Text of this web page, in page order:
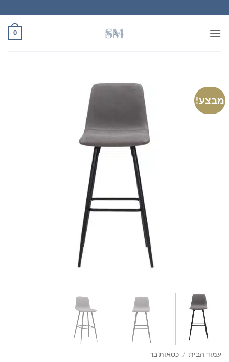
to
content
0
מבצע!
עמוד הבית / כסאות בר